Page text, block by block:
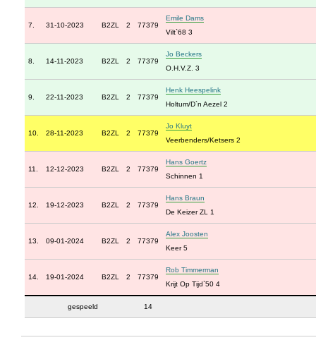
7. 31-10-2023 B2ZL 2 77379
Emile Dams
Vilt`68 3
8. 14-11-2023 B2ZL 2 77379
Jo Beckers
O.H.V.Z. 3
9. 22-11-2023 B2ZL 2 77379
Henk Heespelink
Holtum/D`n Aezel 2
10. 28-11-2023 B2ZL 2 77379
Jo Kluyt
Veerbenders/Ketsers 2
11. 12-12-2023 B2ZL 2 77379
Hans Goertz
Schinnen 1
12. 19-12-2023 B2ZL 2 77379
Hans Braun
De Keizer ZL 1
13. 09-01-2024 B2ZL 2 77379
Alex Joosten
Keer 5
14. 19-01-2024 B2ZL 2 77379
Rob Timmerman
Krijt Op Tijd`50 4
gespeeld 14